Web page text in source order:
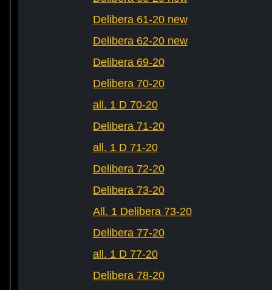
Delibera 61-20 new
Delibera 62-20 new
Delibera 69-20
Delibera 70-20
all. 1 D 70-20
Delibera 71-20
all. 1 D 71-20
Delibera 72-20
Delibera 73-20
All. 1 Delibera 73-20
Delibera 77-20
all. 1 D 77-20
Delibera 78-20